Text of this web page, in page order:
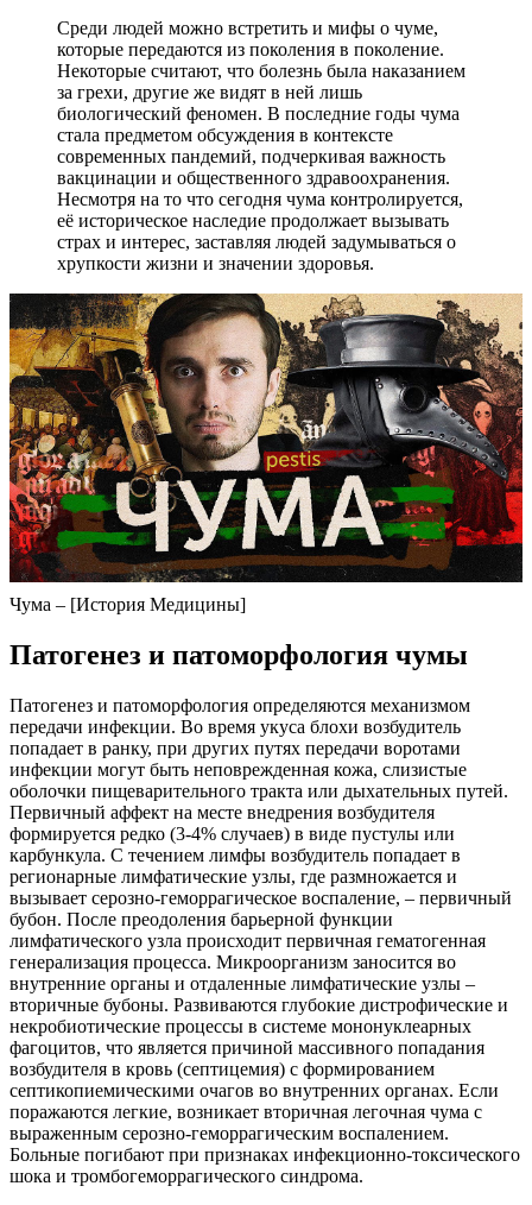
Среди людей можно встретить и мифы о чуме,
которые передаются из поколения в поколение.
Некоторые считают, что болезнь была наказанием
за грехи, другие же видят в ней лишь
биологический феномен. В последние годы чума
стала предметом обсуждения в контексте
современных пандемий, подчеркивая важность
вакцинации и общественного здравоохранения.
Несмотря на то что сегодня чума контролируется,
её историческое наследие продолжает вызывать
страх и интерес, заставляя людей задумываться о
хрупкости жизни и значении здоровья.
Чума – [История Медицины]
Патогенез и патоморфология чумы
Патогенез и патоморфология определяются механизмом
передачи инфекции. Во время укуса блохи возбудитель
попадает в ранку, при других путях передачи воротами
инфекции могут быть неповрежденная кожа, слизистые
оболочки пищеварительного тракта или дыхательных путей.
Первичный аффект на месте внедрения возбудителя
формируется редко (3-4% случаев) в виде пустулы или
карбункула. С течением лимфы возбудитель попадает в
регионарные лимфатические узлы, где размножается и
вызывает серозно-геморрагическое воспаление, – первичный
бубон. После преодоления барьерной функции
лимфатического узла происходит первичная гематогенная
генерализация процесса. Микроорганизм заносится во
внутренние органы и отдаленные лимфатические узлы –
вторичные бубоны. Развиваются глубокие дистрофические и
некробиотические процессы в системе мононуклеарных
фагоцитов, что является причиной массивного попадания
возбудителя в кровь (септицемия) с формированием
септикопиемическими очагов во внутренних органах. Если
поражаются легкие, возникает вторичная легочная чума с
выраженным серозно-геморрагическим воспалением.
Больные погибают при признаках инфекционно-токсического
шока и тромбогеморрагического синдрома.